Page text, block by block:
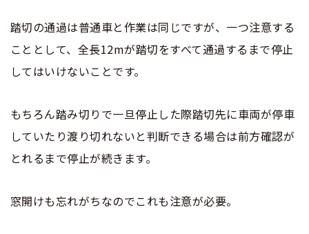
中型二種
大型二種
お気に入りの教習所
合宿費用のお支払いについて
合宿免許に必要な持ち物
まるわかり！合宿免許Q＆A
本免学科試験問題に挑戦
大型免許体験記
NO.11
大型免許体験記
NO.12
大型免許体験記
NO.13
大型免許体験記
NO.14
踏切の通過は普通車と作業は同じですが、一つ注意する
こととして、全長12mが踏切をすべて通過するまで停止
してはいけないことです。
もちろん踏み切りで一旦停止した際踏切先に車両が停車
していたり渡り切れないと判断できる場合は前方確認が
とれるまで停止が続きます。
窓開けも忘れがちなのでこれも注意が必要。